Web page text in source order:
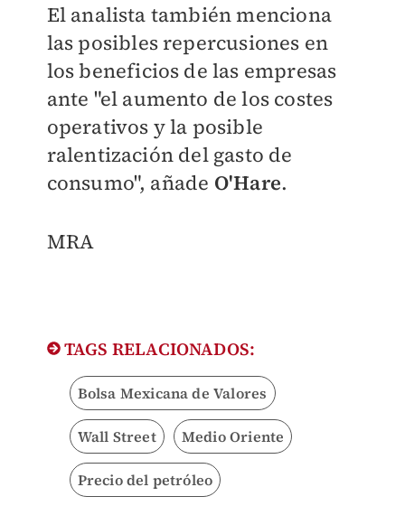
El analista también menciona
las posibles repercusiones en
los beneficios de las empresas
ante "el aumento de los costes
operativos y la posible
ralentización del gasto de
consumo", añade O'Hare.
MRA
TAGS RELACIONADOS:
Bolsa Mexicana de Valores
Wall Street Medio Oriente
Precio del petróleo